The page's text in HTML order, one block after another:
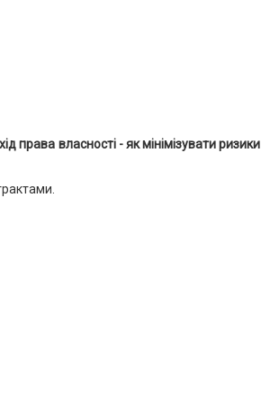
власності - як мінімізувати ризики